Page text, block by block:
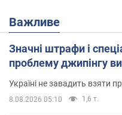
Важливе
Значні штрафи і
проблему джипінгу
Україні не завадить взяти
8.08.2026 05:10 1,6 т.